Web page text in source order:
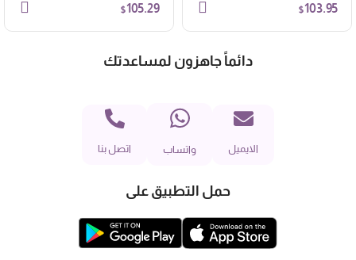
$103.95
$105.29
دائماً جاهزون لمساعدتك
الايميل واتساب اتصل بنا
حمل التطبيق على